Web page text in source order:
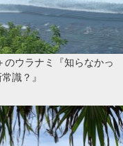
ウラナミ『知らなかっ
識？』